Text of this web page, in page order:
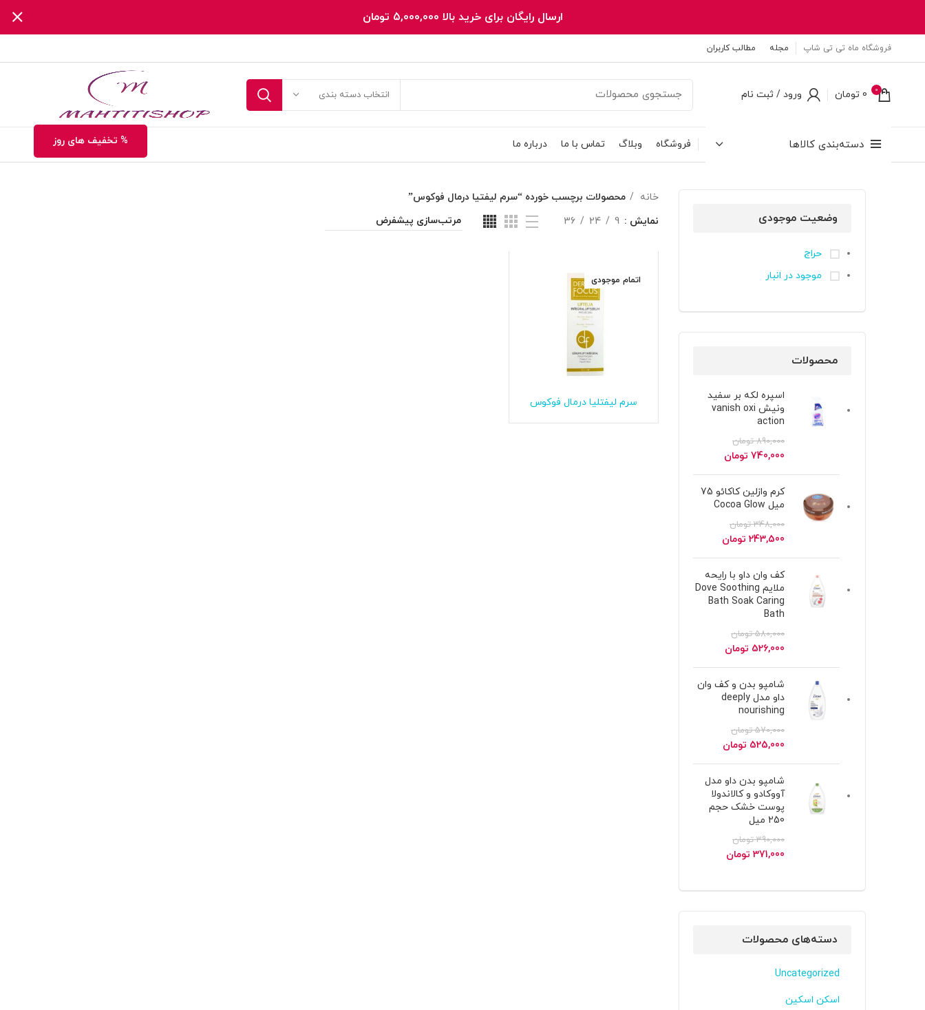
فروشگاه ماه تی تی شاپ مجله مطالب کاربران
0
0 تومان ورود / ثبت نام انتخاب دسته بندی
دسته‌بندی کالاها فروشگاه وبلاگ تماس با ما درباره ما % تخفیف های روز
وضعیت موجودی
حراج
موجود در انبار
محصولات
اسپره لکه بر سفید
ونیش vanish oxi
action
890,000 تومان
قیمت
890,000 تومان
بود.
740,000 تومان
است.
کرم وازلین کاکائو 75
میل Cocoa Glow
348,000 تومان
قیمت
348,000 تومان
بود.
243,500 تومان
است.
کف وان داو با رایحه
ملایم Dove Soothing
Bath Soak Caring
Bath
580,000 تومان
قیمت
580,000 تومان
بود.
526,000 تومان
است.
شامپو بدن و کف وان
داو مدل deeply
nourishing
570,000 تومان
قیمت
570,000 تومان
بود.
525,000 تومان
است.
شامپو بدن داو مدل
آووکادو و کالاندولا
پوست خشک حجم
250 میل
390,000 تومان
قیمت
371,000 تومان
دسته‌های محصولات
Uncategorized
اسکن اسکین
خانه
محصولات برچسب خورده “سرم لیفتیا درمال فوکوس”
نمایش
9
24
36
اتمام موجودی
اطلاعات بیشتر
سرم لیفتلیا درمال فوکوس
ارسال رایگان برای خرید بالا 5,000,000 تومان